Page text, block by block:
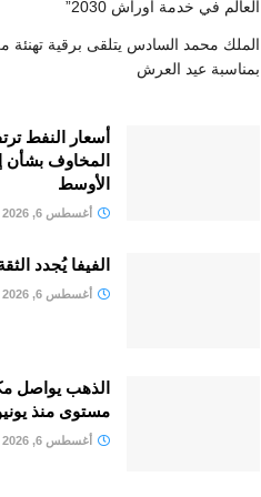
العالم في خدمة أوراش 2030”
الملك محمد السادس يتلقى برقية تهنئة
بمناسبة عيد العرش
أسعار النفط
المخاوف بشأن
الأوسط
أغسطس 6, 2026
الفيفا يُجدد
أغسطس 6, 2026
الذهب يواصل
مستوى منذ
أغسطس 6, 2026